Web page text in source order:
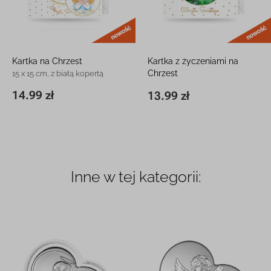
Kartka na Chrzest
15 x 15 cm, z białą kopertą
14.99 zł
15 x 15 cm
Kartka z życzeniami na
Chrzest
13.99 zł
15 x 15 cm
Inne w tej kategorii: